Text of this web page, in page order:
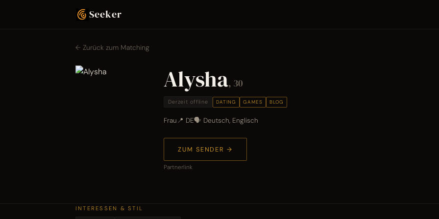
Seeker
← Zurück zum Matching
Alysha, 30
Derzeit offline DATING GAMES BLOG
Frau📍 DE🗣 Deutsch, Englisch
ZUM SENDER →
Partnerlink
INTERESSEN & STIL